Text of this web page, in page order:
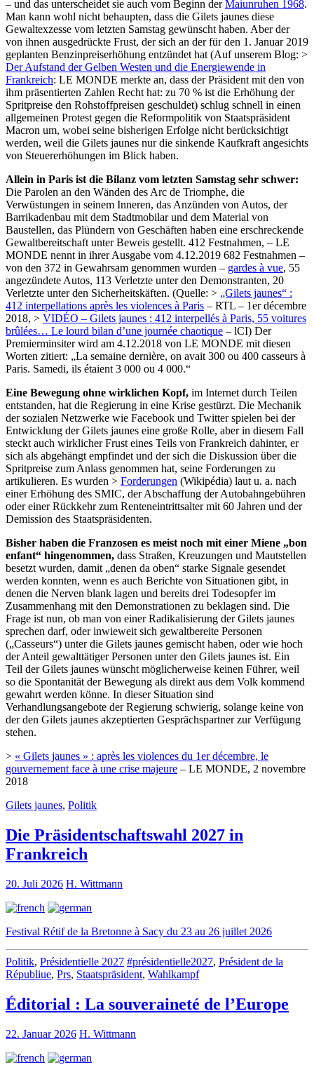
– und das unterscheidet sie auch vom Beginn derMaiunruhen 1968.
Man kann wohl nicht behaupten, dass die Gilets jaunes diese
Gewaltexzesse vom letzten Samstag gewünscht haben. Aber der
von ihnen ausgedrückte Frust, der sich an der für den 1. Januar 2019
geplanten Benzinpreiserhöhung entzündet hat (Auf unserem Blog: >
Der Aufstand der Gelben Westen und die Energiewende in
Frankreich: LE MONDE merkte an, dass der Präsident mit den von
ihm präsentierten Zahlen Recht hat: zu 70 % ist die Erhöhung der
Spritpreise den Rohstoffpreisen geschuldet) schlug schnell in einen
allgemeinen Protest gegen die Reformpolitik von Staatspräsident
Macron um, wobei seine bisherigen Erfolge nicht berücksichtigt
werden, weil die Gilets jaunes nur die sinkende Kaufkraft angesichts
von Steuererhöhungen im Blick haben.
Allein in Paris ist die Bilanz vom letzten Samstag sehr schwer:
Die Parolen an den Wänden des Arc de Triomphe, die
Verwüstungen in seinem Inneren, das Anzünden von Autos, der
Barrikadenbau mit dem Stadtmobilar und dem Material von
Baustellen, das Plündern von Geschäften haben eine erschreckende
Gewaltbereitschaft unter Beweis gestellt. 412 Festnahmen, – LE
MONDE nennt in ihrer Ausgabe vom 4.12.2019 682 Festnahmen –
von den 372 in Gewahrsam genommen wurden – gardes à vue, 55
angezündete Autos, 113 Verletzte unter den Demonstranten, 20
Verletzte unter den Sicherheitskäften. (Quelle: > „Gilets jaunes“ :
412 interpellations après les violences à Paris – RTL – 1er décembre
2018, > VIDÉO – Gilets jaunes : 412 interpellés à Paris, 55 voitures
brûlées… Le lourd bilan d’une journée chaotique – lCI) Der
Premierminsiter wird am 4.12.2018 von LE MONDE mit diesen
Worten zitiert: „La semaine dernière, on avait 300 ou 400 casseurs à
Paris. Samedi, ils étaient 3 000 ou 4 000.“
Eine Bewegung ohne wirklichen Kopf, im Internet durch Teilen
entstanden, hat die Regierung in eine Krise gestürzt. Die Mechanik
der sozialen Netzwerke wie Facebook und Twitter spielen bei der
Entwicklung der Gilets jaunes eine große Rolle, aber in diesem Fall
steckt auch wirklicher Frust eines Teils von Frankreich dahinter, er
sich als abgehängt empfindet und der sich die Diskussion über die
Spritpreise zum Anlass genommen hat, seine Forderungen zu
artikulieren. Es wurden > Forderungen (Wikipédia) laut u. a. nach
einer Erhöhung des SMIC, der Abschaffung der Autobahngebühren
oder einer Rückkehr zum Renteneintrittsalter mit 60 Jahren und der
Demission des Staatspräsidenten.
Bisher haben die Franzosen es meist noch mit einer Miene „bon
enfant“ hingenommen, dass Straßen, Kreuzungen und Mautstellen
besetzt wurden, damit „denen da oben“ starke Signale gesendet
werden konnten, wenn es auch Berichte von Situationen gibt, in
denen die Nerven blank lagen und bereits drei Todesopfer im
Zusammenhang mit den Demonstrationen zu beklagen sind. Die
Frage ist nun, ob man von einer Radikalisierung der Gilets jaunes
sprechen darf, oder inwieweit sich gewaltbereite Personen
(„Casseurs“) unter die Gilets jaunes gemischt haben, oder wie hoch
der Anteil gewalttätiger Personen unter den Gilets jaunes ist. Ein
Teil der Gilets jaunes wünscht möglicherweise keinen Führer, weil
so die Spontanität der Bewegung als direkt aus dem Volk kommend
gewahrt werden könne. In dieser Situation sind
Verhandlungsangebote der Regierung schwierig, solange keine von
der den Gilets jaunes akzeptierten Gesprächspartner zur Verfügung
stehen.
> « Gilets jaunes » : après les violences du 1er décembre, le
gouvernement face à une crise majeure – LE MONDE, 2 novembre
2018
Gilets jaunes, Politik
Die Präsidentschaftswahl 2027 in
Frankreich
20. Juli 2026 H. Wittmann
Festival Rétif de la Bretonne à Sacy du 23 au 26 juillet 2026
Politik, Présidentielle 2027 #présidentielle2027, Président de la
Républiue, Prs, Staatspräsident, Wahlkampf
Éditorial : La souveraineté de l’Europe
22. Januar 2026 H. Wittmann